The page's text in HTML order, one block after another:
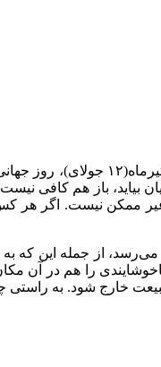
صحبت کنم، این است که چند
باز هم کافی
غیر ممکن نیست. اگر
از جمله این که
را هم در آن
خارج شود. به راستی